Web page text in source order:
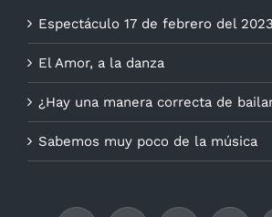
Espectáculo 17 de febrero del 2023
El Amor, a la danza
¿Hay una manera correcta de
Sabemos muy poco de la música